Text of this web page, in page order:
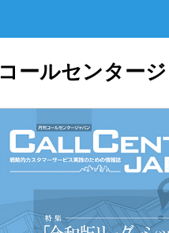
コールセンター